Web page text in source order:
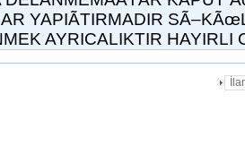
YAPIÃTIRMADIR
AYRICALIKTIR HAYIRLI